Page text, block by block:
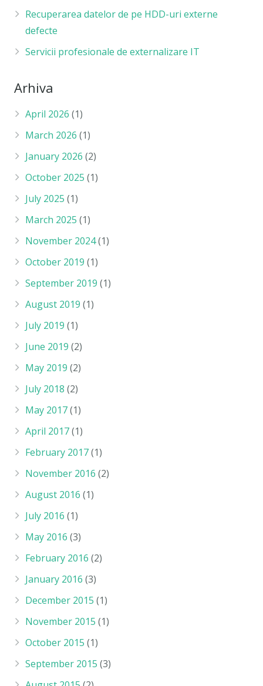
Recuperarea datelor de pe HDD-uri externe
defecte
Servicii profesionale de externalizare IT
Arhiva
April 2026 (1)
March 2026 (1)
January 2026 (2)
October 2025 (1)
July 2025 (1)
March 2025 (1)
November 2024(1)
October 2019 (1)
September 2019 (1)
August 2019 (1)
July 2019 (1)
June 2019 (2)
May 2019 (2)
July 2018 (2)
May 2017(1)
April 2017(1)
February 2017(1)
November 2016 (2)
August 2016 (1)
July 2016 (1)
May 2016 (3)
February 2016 (2)
January 2016 (3)
December 2015 (1)
November 2015 (1)
October 2015 (1)
September 2015 (3)